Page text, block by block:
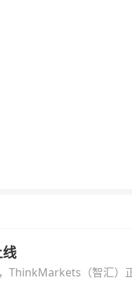
ThinkMarkets（智汇）
杆配置、支持软件及交